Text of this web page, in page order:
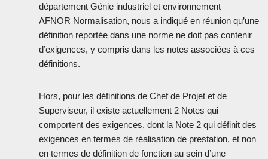
département Génie industriel et environnement –
AFNOR Normalisation, nous a indiqué en réunion qu’une
définition reportée dans une norme ne doit pas contenir
d’exigences, y compris dans les notes associées à ces
définitions.
Hors, pour les définitions de Chef de Projet et de
Superviseur, il existe actuellement 2 Notes qui
comportent des exigences, dont la Note 2 qui définit des
exigences en termes de réalisation de prestation, et non
en termes de définition de fonction au sein d’une